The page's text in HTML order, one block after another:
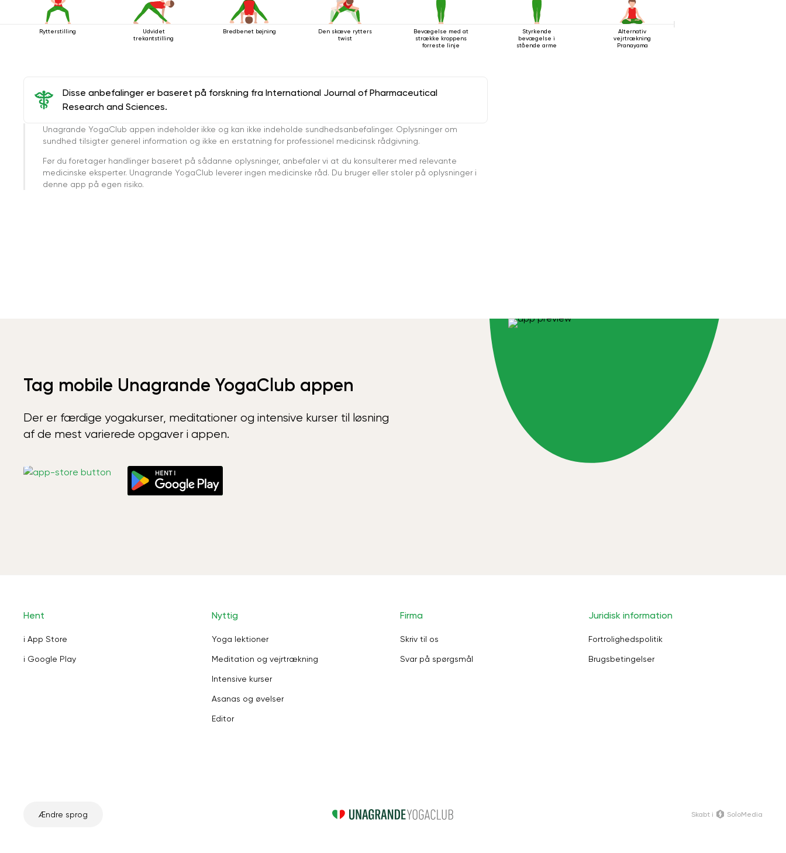
Rytterstilling
Udvidet
trekantstilling
Bredbenet bøjning
Den skæve rytters
twist
Bevægelse med at
strække kroppens
forreste linje
Styrkende
bevægelse i
stående arme
Alternativ
vejrtrækning
Pranayama
Disse anbefalinger er baseret på forskning fra International Journal of Pharmaceutical
Research and Sciences.
Unagrande YogaClub appen indeholder ikke og kan ikke indeholde sundhedsanbefalinger. Oplysninger om
sundhed tilsigter generel information og ikke en erstatning for professionel medicinsk rådgivning.
Før du foretager handlinger baseret på sådanne oplysninger, anbefaler vi at du konsulterer med relevante
medicinske eksperter. Unagrande YogaClub leverer ingen medicinske råd. Du bruger eller stoler på oplysninger i
denne app på egen risiko.
Tag mobile Unagrande YogaClub appen
Der er færdige yogakurser, meditationer og intensive kurser til løsning
af de mest varierede opgaver i appen.
Hent
i App Store
i Google Play
Nyttig
Yoga lektioner
Meditation og vejrtrækning
Intensive kurser
Asanas og øvelser
Editor
Firma
Skriv til os
Svar på spørgsmål
Juridisk information
Fortrolighedspolitik
Brugsbetingelser
Ændre sprog Skabt i SoloMedia